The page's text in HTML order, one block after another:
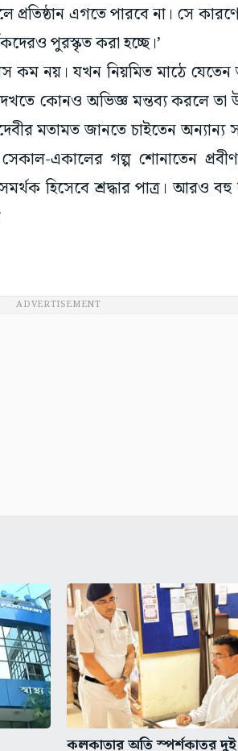
প্রতিষ্ঠান এগতে পারবে না। সে
পুরস্কৃত করা হচ্ছে।’
কম নয়। যখন নিয়মিত মাঠে
কোনও অভিজ্ঞ মন্তব্য করলে তা
মতামত জানতে চাইতেন অন্যান্য
একালের গল্প শোনাতেন প্রবীণ
হিসেবে শ্রদ্ধার পাত্র। আরও
ADVERTISEMENT
কলকাতার অতি স্পর্শকাতর দুই